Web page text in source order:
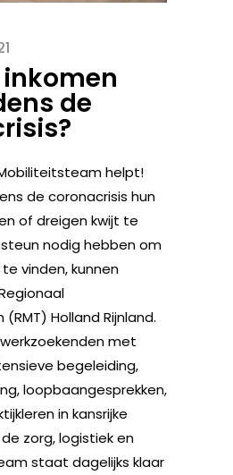
de
helpt!
de coronacrisis hun
of dreigen kwijt te
nodig hebben om
vinden, kunnen
Holland Rijnland.
met
begeleiding,
loopbaangesprekken,
in kansrijke
zorg, logistiek en
staat dagelijks klaar